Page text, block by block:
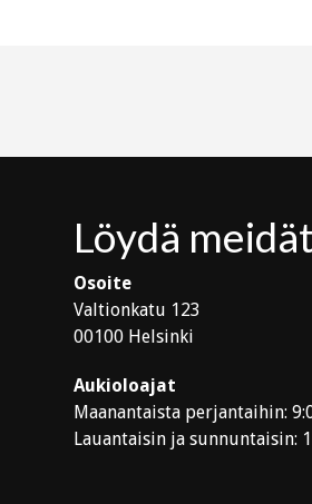
Löydä
Osoite
Valtionkatu 123
00100 Helsinki
Aukioloajat
Maanantaista perjantaihin:
Lauantaisin ja sunnuntaisin: